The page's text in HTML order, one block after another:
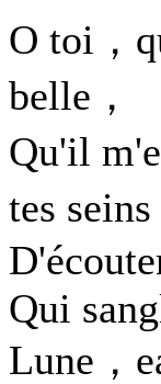
O toi，
belle，
Qu'il
tes seins
Qui
Lune，